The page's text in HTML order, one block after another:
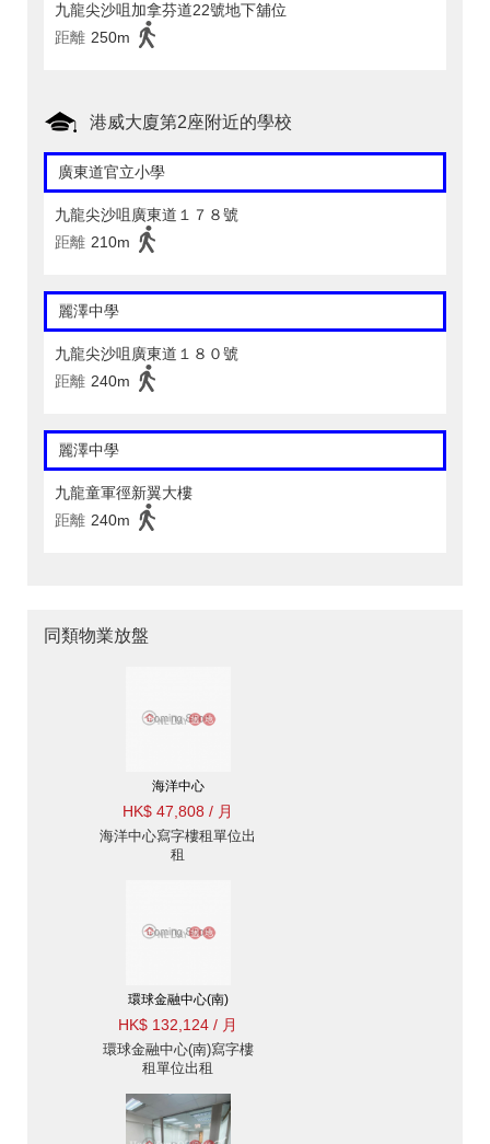
九龍尖沙咀加拿芬道22號地下舖位
距離 250m
港威大廈第2座附近的學校
廣東道官立小學
九龍尖沙咀廣東道１７８號
距離 210m
麗澤中學
九龍尖沙咀廣東道１８０號
距離 240m
麗澤中學
九龍童軍徑新翼大樓
距離 240m
同類物業放盤
海洋中心
HK$ 47,808 / 月
海洋中心寫字樓租單位出
租
環球金融中心(南)
HK$ 132,124 / 月
環球金融中心(南)寫字樓
租單位出租